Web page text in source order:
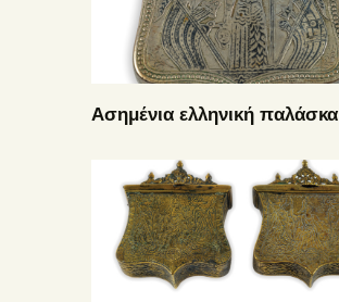
Ασημένια ελληνική παλάσκα